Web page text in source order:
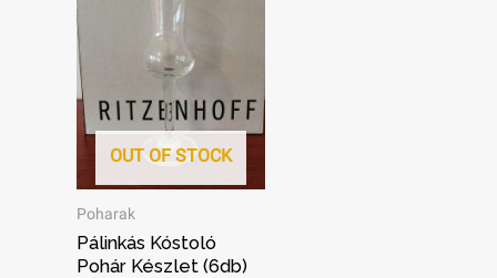
OUT OF STOCK
Poharak
Pálinkás Kóstoló
Pohár Készlet (6db)